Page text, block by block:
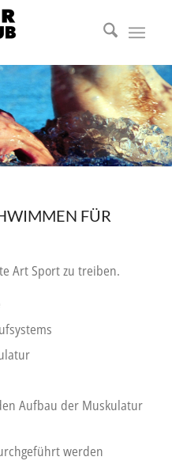
Art Sport zu
FÜR
Art Sport zu treiben.
Aufbau der Muskulatur
werden